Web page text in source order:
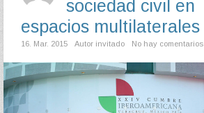
sociedad civil en
espacios multilaterales
16. Mar. 2015 Autor invitado No hay comentarios